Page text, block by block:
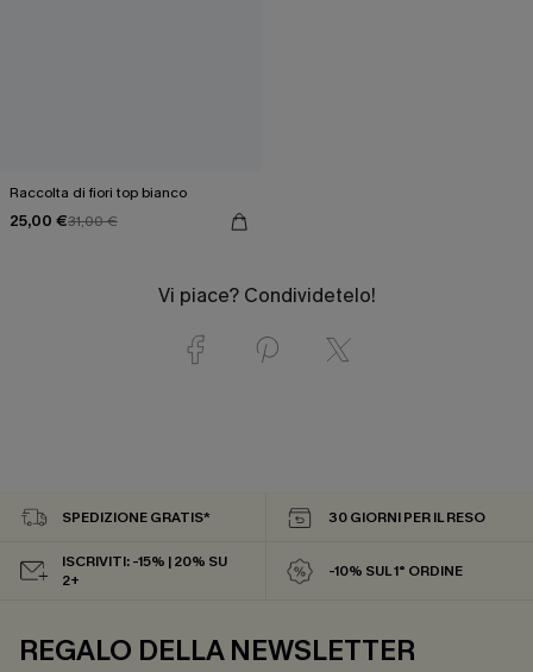
Raccolta di fiori top bianco
25,00 €31,00 €
Vi piace? Condividetelo!
SPEDIZIONE GRATIS* 30 GIORNI PER IL RESO
ISCRIVITI: -15% | 20% SU
2+
-10% SUL 1° ORDINE
REGALO DELLA NEWSLETTER